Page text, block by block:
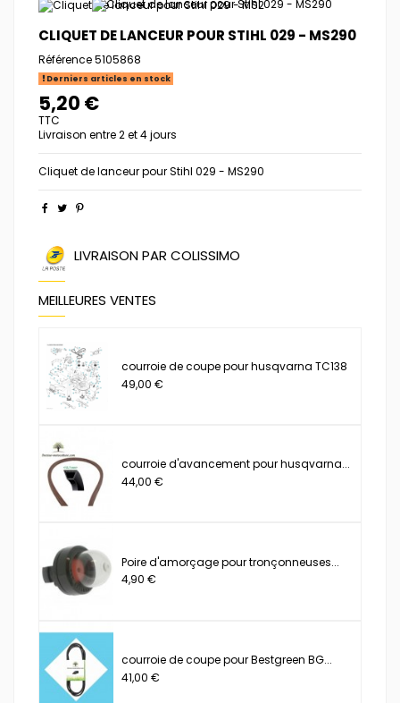
CLIQUET DE LANCEUR POUR STIHL 029 - MS290
Référence5105868
Derniers articles en stock
5,20 €
TTC
Livraison entre 2 et 4 jours
Cliquet de lanceur pour Stihl 029 - MS290
LIVRAISON PAR COLISSIMO
MEILLEURES VENTES
courroie de coupe pour husqvarna TC138
49,00 €
courroie d'avancement pour husqvarna...
44,00 €
Poire d'amorçage pour tronçonneuses...
4,90 €
courroie de coupe pour Bestgreen BG...
41,00 €